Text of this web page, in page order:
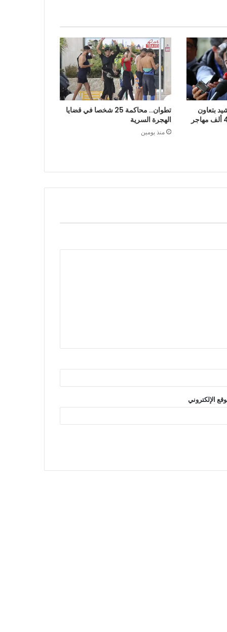
بتعاون
الرباط في إعادة قرابة 48 ألف مهاجر
تطوان.. محاكمة 25 شخصا في قضايا
الهجرة السرية
منذ يومين
الإلكتروني